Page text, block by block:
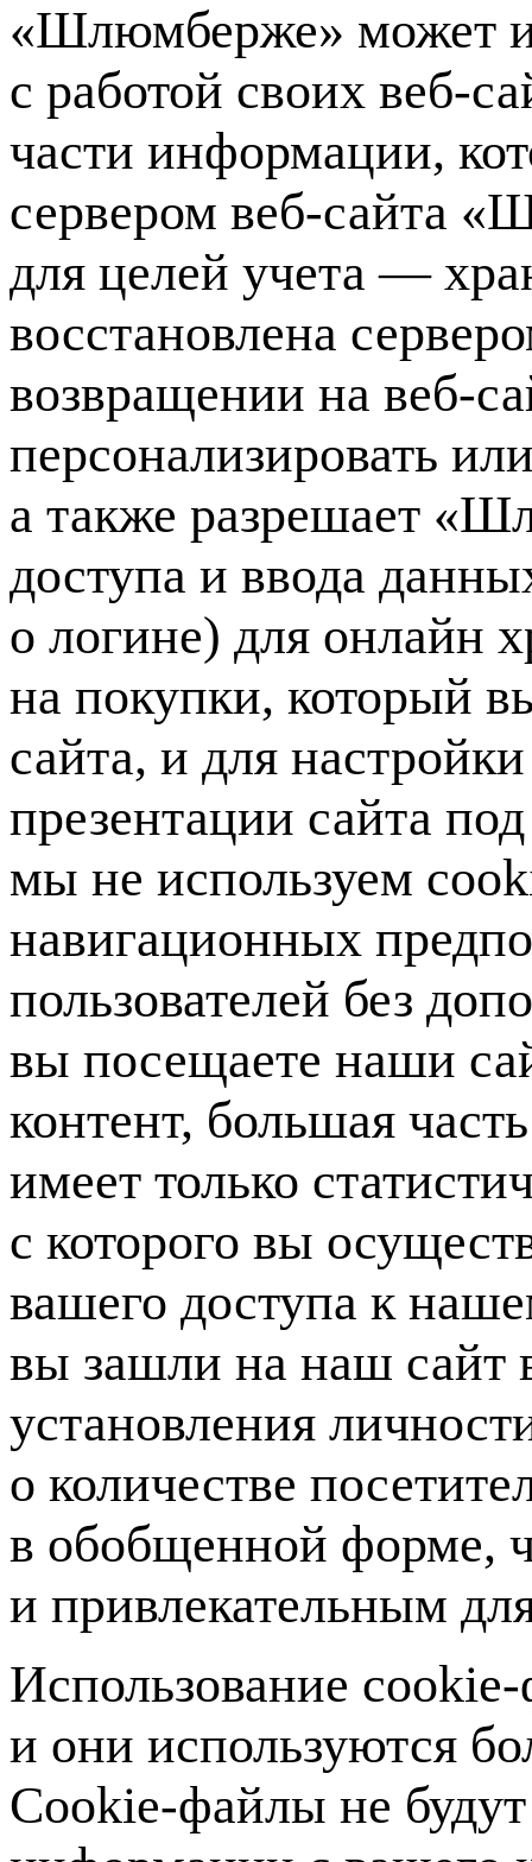
«Шлюмберже» может
с работой своих веб-
части информации,
сервером веб-сайта
для целей учета —
восстановлена
возвращении на веб-
персонализировать
а также разрешает
доступа и ввода
о логине) для онлайн
на покупки, который
сайта, и для
презентации сайта
мы не используем
навигационных
пользователей без
вы посещаете наши
контент, большая
имеет только
с которого вы
вашего доступа к
вы зашли на наш сайт
установления
о количестве
в обобщенной форме,
и привлекательным
Использование
и они используются
Cookie-файлы не